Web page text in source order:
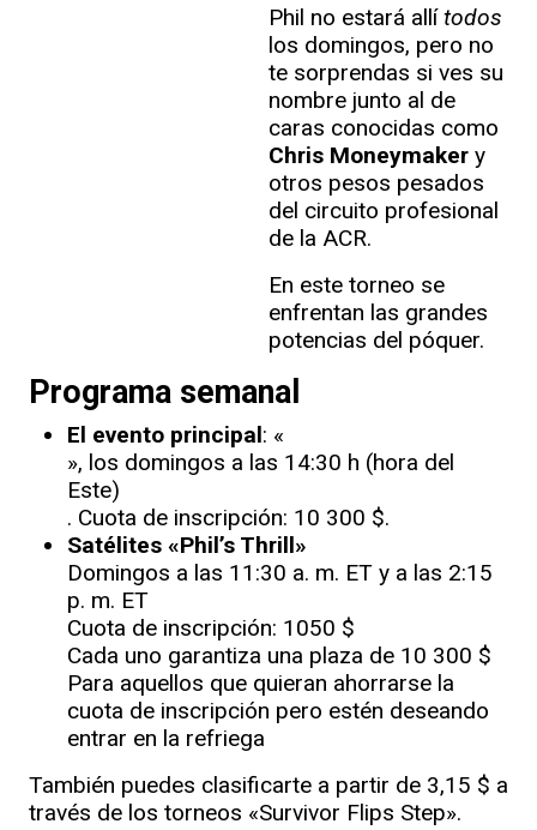
Phil no estará allítodos
los domingos, pero no
te sorprendas si ves su
nombre junto al de
caras conocidas como
Chris Moneymaker y
otros pesos pesados
del circuito profesional
de la ACR.
En este torneo se
enfrentan las grandes
potencias del póquer.
Programa semanal
El evento principal: «
», los domingos a las 14:30 h (hora del
Este)
. Cuota de inscripción: 10 300 $.
Satélites «Phil’s Thrill»
Domingos a las 11:30 a. m. ET y a las 2:15
p. m. ET
Cuota de inscripción: 1050 $
Cada uno garantiza una plaza de 10 300 $
Para aquellos que quieran ahorrarse la
cuota de inscripción pero estén deseando
entrar en la refriega
También puedes clasificarte a partir de 3,15 $ a
través de los torneos «Survivor Flips Step».